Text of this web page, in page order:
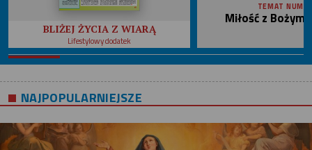
BLIŻEJ ŻYCIA Z WIARĄ
Lifestylowy dodatek
TEMAT
Miłość z
NAJPOPULARNIEJSZE